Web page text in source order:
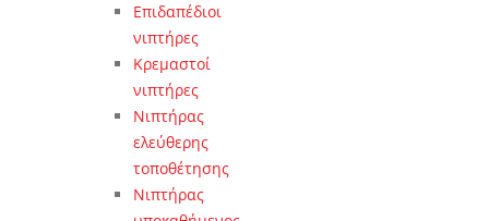
Επιδαπέδιοι
νιπτήρες
Κρεμαστοί
νιπτήρες
Νιπτήρας
ελεύθερης
τοποθέτησης
Νιπτήρας